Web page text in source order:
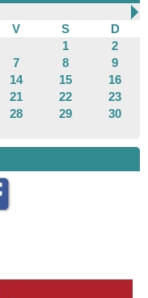
V S
D
1
2
7 8
9
14 15
16
21 22
23
28 29
30